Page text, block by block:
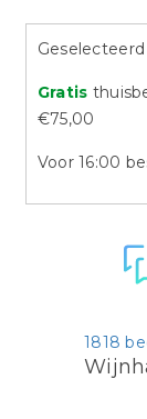
Gratis
€75,00
Voor 16:00
1818